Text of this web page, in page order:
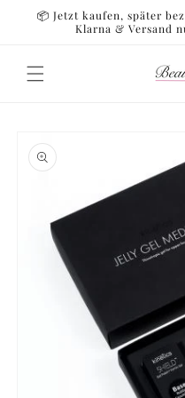
zum
📦 Jetzt kaufen, später
Klarna & Versand